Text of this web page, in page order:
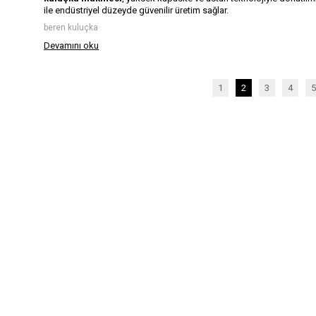
ile endüstriyel düzeyde güvenilir üretim sağlar.
beren kuluçka
Devamını oku
1 2 3 4 5